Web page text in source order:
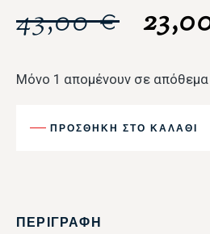
43,00€
Μόνο 1 απομένουν σε απόθεμα
ΠΡΟΣΘΉΚΗ ΣΤΟ ΚΑΛΆΘΙ
ΠΕΡΙΓΡΑΦΗ